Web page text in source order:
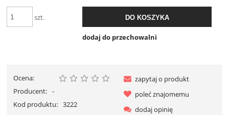
szt. DO KOSZYKA
dodaj do przechowalni
Ocena:
Producent: -
Kod produktu: 3222
zapytaj o produkt
poleć znajomemu
dodaj opinię